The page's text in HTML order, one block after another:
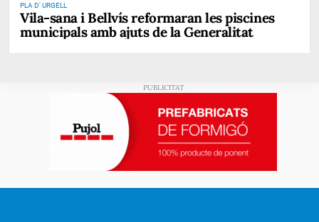
PLA D' URGELL
Vila-sana i Bellvís reformaran les piscines
municipals amb ajuts de la Generalitat